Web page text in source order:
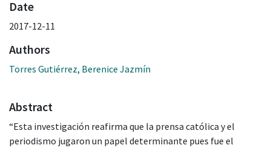
Date
2017-12-11
Authors
Torres Gutiérrez, Berenice Jazmín
Abstract
“Esta investigación reafirma que la prensa católica y el
periodismo jugaron un papel determinante pues fue el